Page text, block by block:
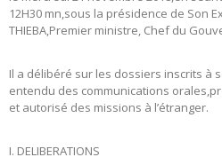
12H30 mn,sous la présidence de Son
THIEBA,Premier ministre, Chef du
Il a délibéré sur les dossiers inscrits à
entendu des communications
et autorisé des missions à l’étranger.
I. DELIBERATIONS